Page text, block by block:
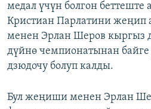
медал үчүн болгон беттеште
Кристиан Парлатини жеңип
менен Эрлан Шеров кыргыз
дүйнө чемпионатынан байге
дзюдочу болуп калды.
Бул жеңиши менен Эрлан